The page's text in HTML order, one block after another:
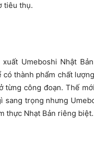
tiêu thụ.
Umeboshi Nhật
có thành phẩm chất
từng công đoạn. Thế
sang trọng nhưng
thực Nhạt Bản riêng biệt.